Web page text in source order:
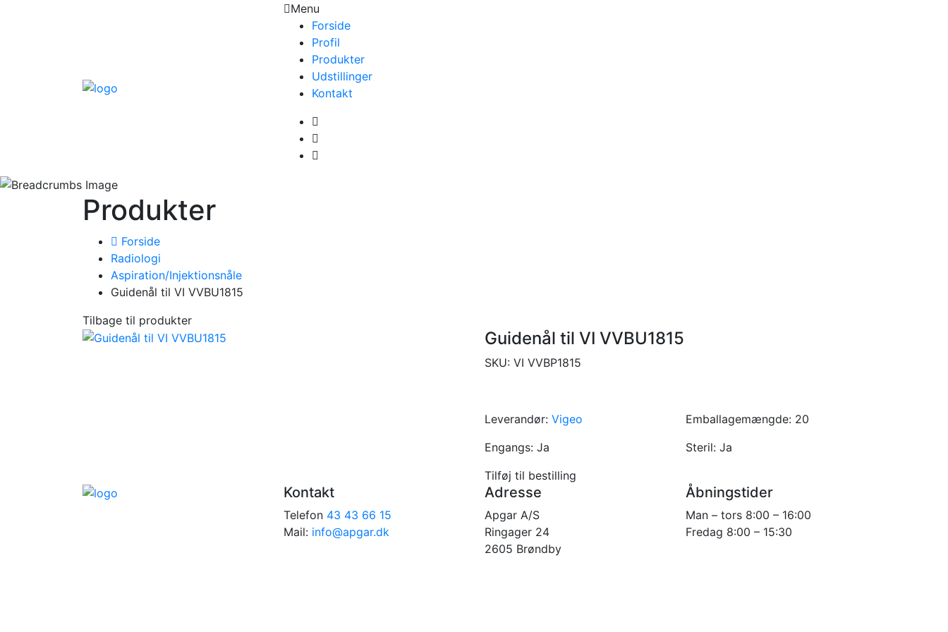
Menu
Forside
Profil
Produkter
Udstillinger
Kontakt
Produkter
Forside
Radiologi
Aspiration/Injektionsnåle
Guidenål til VI VVBU1815
Tilbage til produkter
Guidenål til VI VVBU1815
SKU: VI VVBP1815
Leverandør: Vigeo Emballagemængde: 20
Engangs: Ja Steril: Ja
Tilføj til bestilling
Kontakt
Telefon 43 43 66 15
Mail: info@apgar.dk
Adresse
Apgar A/S
Ringager 24
2605 Brøndby
Åbningstider
Man – tors 8:00 – 16:00
Fredag 8:00 – 15:30